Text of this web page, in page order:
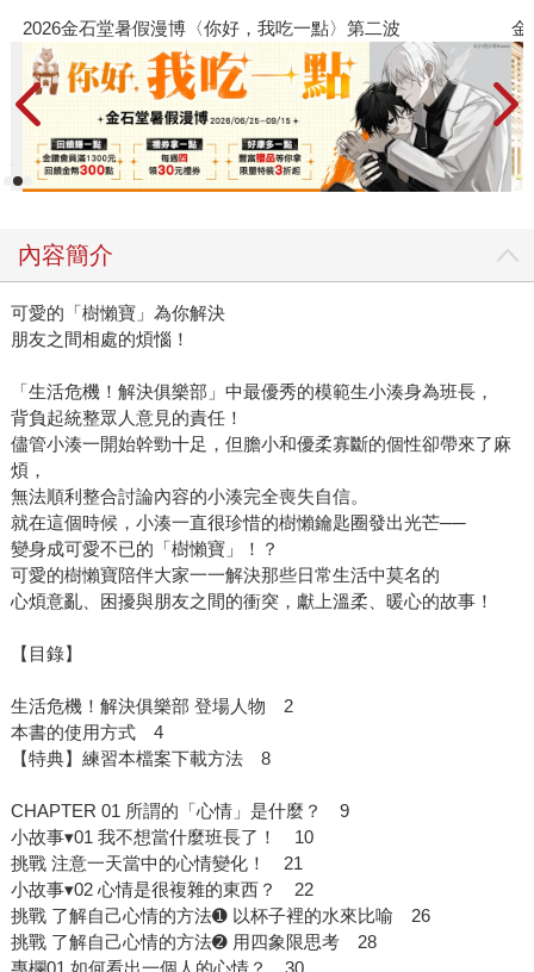
金石堂2026海外優惠：電子書
內容簡介
可愛的「樹懶寶」為你解決
朋友之間相處的煩惱！
「生活危機！解決俱樂部」中最優秀的模範生小湊身為班長，
背負起統整眾人意見的責任！
儘管小湊一開始幹勁十足，但膽小和優柔寡斷的個性卻帶來了麻
煩，
無法順利整合討論內容的小湊完全喪失自信。
就在這個時候，小湊一直很珍惜的樹懶鑰匙圈發出光芒──
變身成可愛不已的「樹懶寶」！？
可愛的樹懶寶陪伴大家一一解決那些日常生活中莫名的
心煩意亂、困擾與朋友之間的衝突，獻上溫柔、暖心的故事！
【目錄】
生活危機！解決俱樂部 登場人物 2
本書的使用方式 4
【特典】練習本檔案下載方法 8
CHAPTER 01 所謂的「心情」是什麼？ 9
小故事▾01 我不想當什麼班長了！ 10
挑戰 注意一天當中的心情變化！ 21
小故事▾02 心情是很複雜的東西？ 22
挑戰 了解自己心情的方法➊ 以杯子裡的水來比喻 26
挑戰 了解自己心情的方法➋ 用四象限思考 28
專欄01 如何看出一個人的心情？ 30